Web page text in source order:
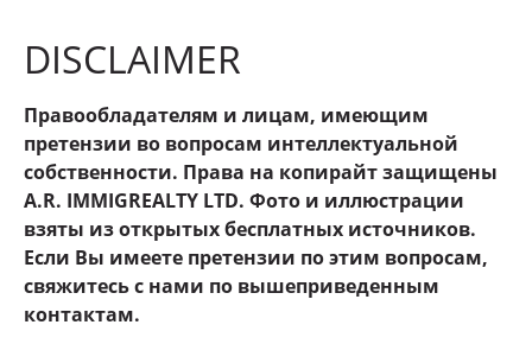
DISCLAIMER
Правообладателям и лицам, имеющим
претензии во вопросам интеллектуальной
собственности. Права на копирайт защищены
A.R. IMMIGREALTY LTD. Фото и иллюстрации
взяты из открытых бесплатных источников.
Если Вы имеете претензии по этим вопросам,
свяжитесь с нами по вышеприведенным
контактам.